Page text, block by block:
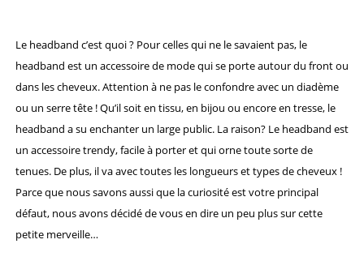
Le headband c’est quoi ? Pour celles qui ne le savaient pas, le
headband est un accessoire de mode qui se porte autour du front ou
dans les cheveux. Attention à ne pas le confondre avec un diadème
ou un serre tête ! Qu’il soit en tissu, en bijou ou encore en tresse, le
headband a su enchanter un large public. La raison? Le headband est
un accessoire trendy, facile à porter et qui orne toute sorte de
tenues. De plus, il va avec toutes les longueurs et types de cheveux !
Parce que nous savons aussi que la curiosité est votre principal
défaut, nous avons décidé de vous en dire un peu plus sur cette
petite merveille…